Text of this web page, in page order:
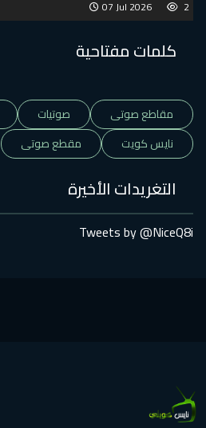
07 Jul 2026
كلمات مفتاحية
مقاطع صوتى صوتيات
نايس كويت
مقطع صوتى
التغريدات الأخيرة
Tweets by @NiceQ8i